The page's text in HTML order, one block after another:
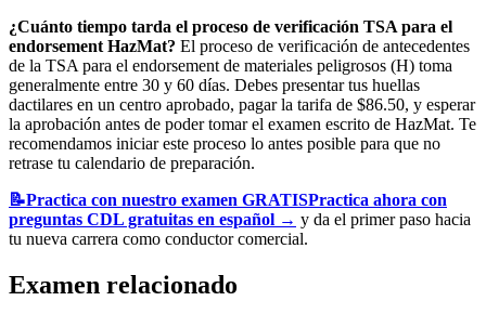
¿Cuánto tiempo tarda el proceso de verificación TSA para el
endorsement HazMat? El proceso de verificación de antecedentes
de la TSA para el endorsement de materiales peligrosos (H) toma
generalmente entre 30 y 60 días. Debes presentar tus huellas
dactilares en un centro aprobado, pagar la tarifa de $86.50, y esperar
la aprobación antes de poder tomar el examen escrito de HazMat. Te
recomendamos iniciar este proceso lo antes posible para que no
retrase tu calendario de preparación.
📝Practica con nuestro examen GRATISPractica ahora con
preguntas CDL gratuitas en español → y da el primer paso hacia
tu nueva carrera como conductor comercial.
Examen relacionado